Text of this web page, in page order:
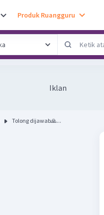
Produk Ruangguru
Iklan
Tolong dijawab🙏...